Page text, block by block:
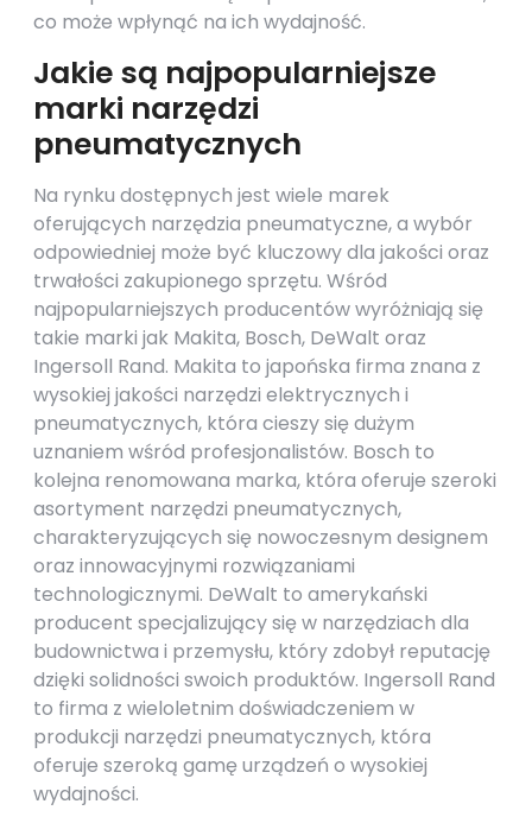
co może wpłynąć na ich wydajność.
Jakie są najpopularniejsze
marki narzędzi
pneumatycznych
Na rynku dostępnych jest wiele marek
oferujących narzędzia pneumatyczne, a wybór
odpowiedniej może być kluczowy dla jakości oraz
trwałości zakupionego sprzętu. Wśród
najpopularniejszych producentów wyróżniają się
takie marki jak Makita, Bosch, DeWalt oraz
Ingersoll Rand. Makita to japońska firma znana z
wysokiej jakości narzędzi elektrycznych i
pneumatycznych, która cieszy się dużym
uznaniem wśród profesjonalistów. Bosch to
kolejna renomowana marka, która oferuje szeroki
asortyment narzędzi pneumatycznych,
charakteryzujących się nowoczesnym designem
oraz innowacyjnymi rozwiązaniami
technologicznymi. DeWalt to amerykański
producent specjalizujący się w narzędziach dla
budownictwa i przemysłu, który zdobył reputację
dzięki solidności swoich produktów. Ingersoll Rand
to firma z wieloletnim doświadczeniem w
produkcji narzędzi pneumatycznych, która
oferuje szeroką gamę urządzeń o wysokiej
wydajności.